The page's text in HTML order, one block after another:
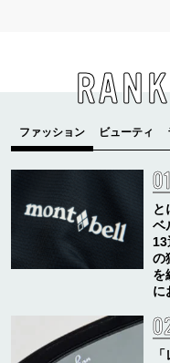
と
ベ
の
を
に